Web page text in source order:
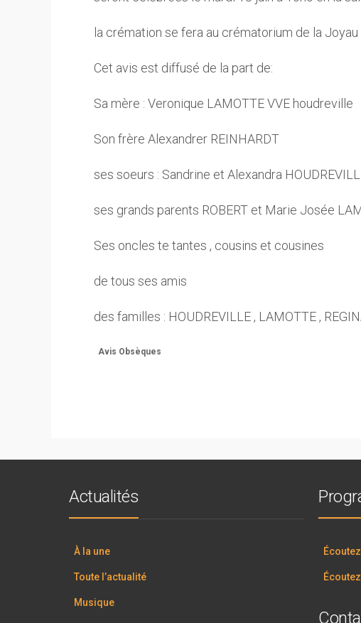
la crémation se fera au crématorium de la
Cet avis est diffusé de la part de:
Sa mère : Veronique LAMOTTE VVE houdreville
Son frère Alexandrer REINHARDT
ses soeurs : Sandrine et Alexandra
ses grands parents ROBERT et Marie Josée
Ses oncles te tantes , cousins et cousines
de tous ses amis
des familles : HOUDREVILLE , LAMOTTE ,
Avis Obsèques
Actualités
À la une
Toute l’actualité
Musique